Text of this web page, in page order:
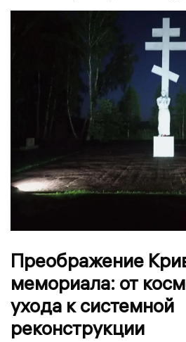
Преображение
мемориала: от
ухода к системной
реконструкции